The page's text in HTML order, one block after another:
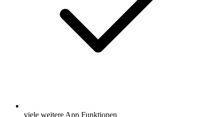
viele weitere App Funktionen